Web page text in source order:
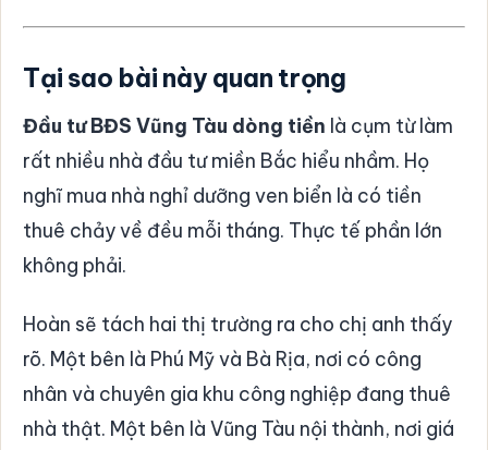
Tại sao bài này quan trọng
Đầu tư BĐS Vũng Tàu dòng tiền là cụm từ làm
rất nhiều nhà đầu tư miền Bắc hiểu nhầm. Họ
nghĩ mua nhà nghỉ dưỡng ven biển là có tiền
thuê chảy về đều mỗi tháng. Thực tế phần lớn
không phải.
Hoàn sẽ tách hai thị trường ra cho chị anh thấy
rõ. Một bên là Phú Mỹ và Bà Rịa, nơi có công
nhân và chuyên gia khu công nghiệp đang thuê
nhà thật. Một bên là Vũng Tàu nội thành, nơi giá